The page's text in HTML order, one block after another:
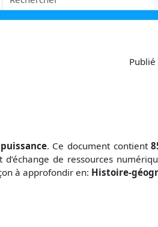
. Ce document contient
d’échange de ressources
à approfondir en: Histoire-